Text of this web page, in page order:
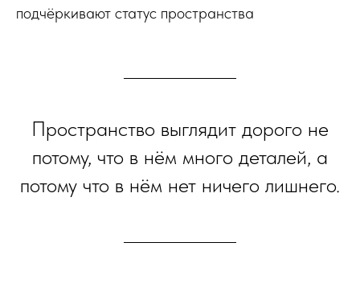
подчёркивают статус пространства
Пространство выглядит дорого не
потому, что в нём много деталей, а
потому что в нём нет ничего лишнего.